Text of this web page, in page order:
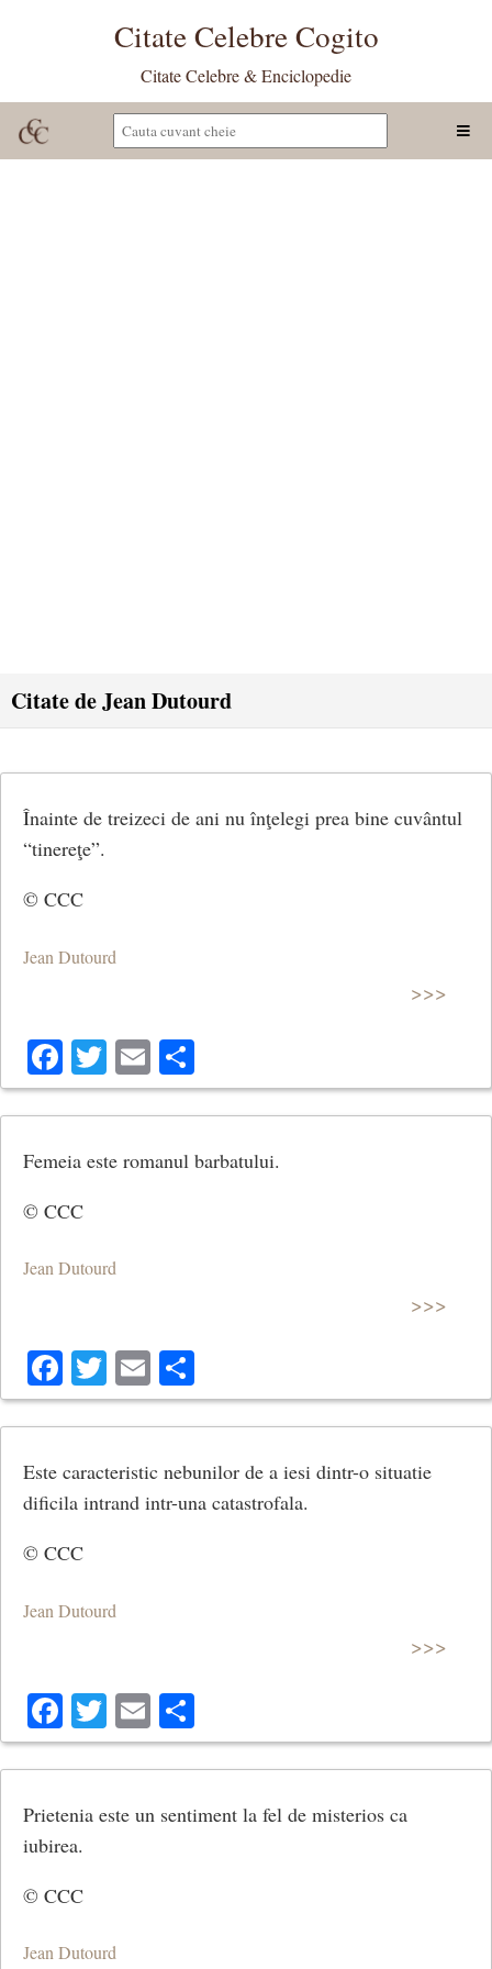
Citate Celebre Cogito
Citate Celebre & Enciclopedie
Citate de Jean Dutourd
Înainte de treizeci de ani nu înţelegi prea bine cuvântul
“tinereţe”.
© CCC
Jean Dutourd
>>>
Facebook
Twitter
Email
Femeia este romanul barbatului.
© CCC
Jean Dutourd
>>>
Facebook
Twitter
Email
Este caracteristic nebunilor de a iesi dintr-o situatie
dificila intrand intr-una catastrofala.
© CCC
Jean Dutourd
>>>
Facebook
Twitter
Email
Prietenia este un sentiment la fel de misterios ca
iubirea.
© CCC
Jean Dutourd